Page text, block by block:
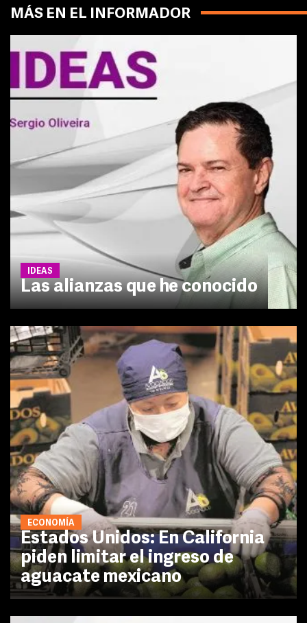
MÁS EN EL INFORMADOR
IDEAS
Las alianzas que he conocido
ECONOMÍA
Estados Unidos: En California
piden limitar el ingreso de
aguacate mexicano